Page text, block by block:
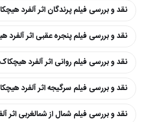
نقد و بررسی فیلم پرندگان اثر آلفرد
نقد و بررسی فیلم پنجره عقبی اثر آلفرد
نقد و بررسی فیلم روانی اثر آلفرد هیچکاک
نقد و بررسی فیلم سرگیجه اثر آلفرد
نقد و بررسی فیلم شمال از شمالغربی اثر